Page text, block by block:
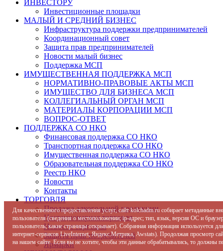
ИНВЕСТОРУ
Инвестиционные площадки
МАЛЫЙ И СРЕДНИЙ БИЗНЕС
Инфраструктура поддержки предпринимателей
Координационный совет
Защита прав предпринимателей
Новости малый бизнес
Поддержка МСП
ИМУЩЕСТВЕННАЯ ПОДДЕРЖКА МСП
НОРМАТИВНО-ПРАВОВЫЕ АКТЫ МСП
ИМУЩЕСТВО ДЛЯ БИЗНЕСА МСП
КОЛЛЕГИАЛЬНЫЙ ОРГАН МСП
МАТЕРИАЛЫ КОРПОРАЦИИ МСП
ВОПРОС-ОТВЕТ
ПОДДЕРЖКА СО НКО
Финансовая поддержка СО НКО
Транспортная поддержка СО НКО
Имущественная поддержка СО НКО
Образовательная поддержка СО НКО
Реестр НКО
Новости
Контакты
ТОРГОВЛЯ
Продажа алкогольной продукции
Нестационарная торговля
Новости торговли
Защита прав потребителей
Ярмарки
Для качественного предоставления услуг, сайт kolchadm.ru собирает
пользователя (сведения о местоположении; ip-адрес; тип, язык, версия ОС и
пользователь; какие страницы открывает). Собранная информация используется
интернет-сервисов LiveInternet, Яндекс.Метрика, Awstats). Продолжая просмотр
на нашем сайте. Если вы не хотите, чтобы эти данные обрабатывались, то должны